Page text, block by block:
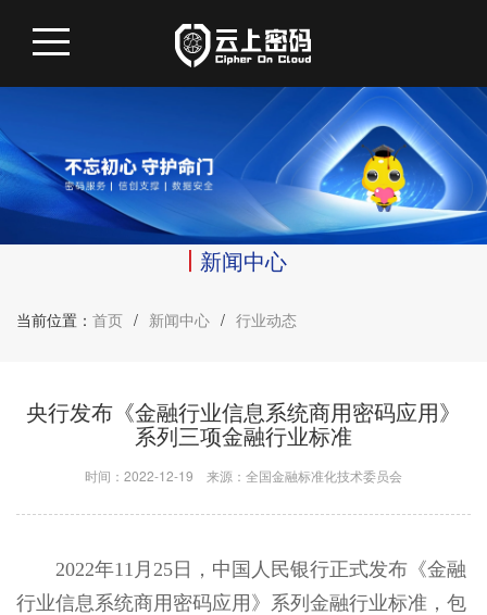
新闻中心
当前位置： 首页 / 新闻中心 / 行业动态
央行发布《金融行业信息系统商用密码应用》
系列三项金融行业标准
时间：2022-12-19 来源：全国金融标准化技术委员会
2022年11月25日，中国人民银行正式发布《金融
行业信息系统商用密码应用》系列金融行业标准，包